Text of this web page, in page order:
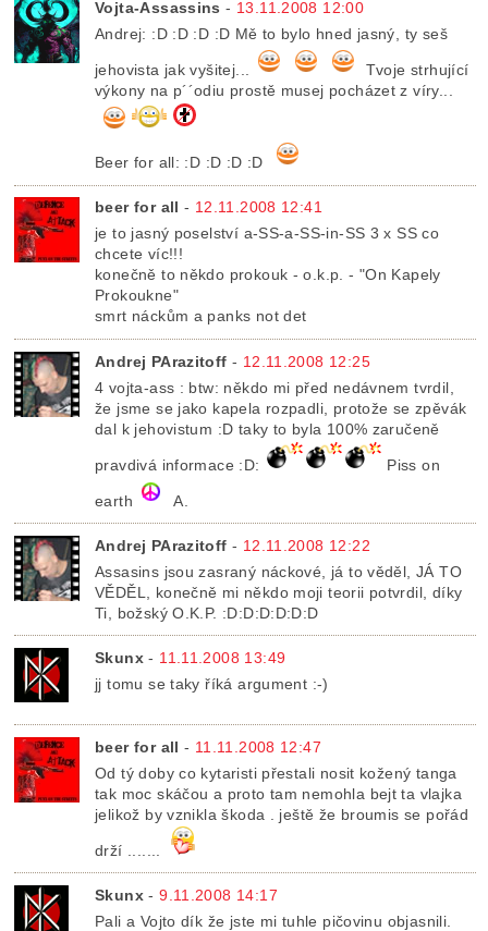
Vojta-Assassins - 13.11.2008 12:00
Andrej: :D :D :D :D Mě to bylo hned jasný, ty seš
jehovista jak vyšitej...
Tvoje strhující
výkony na p´´odiu prostě musej pocházet z víry...
Beer for all: :D :D :D :D
beer for all - 12.11.2008 12:41
je to jasný poselství a-SS-a-SS-in-SS 3 x SS co
chcete víc!!!
konečně to někdo prokouk - o.k.p. - "On Kapely
Prokoukne"
smrt náckům a panks not det
Andrej PArazitoff - 12.11.2008 12:25
4 vojta-ass : btw: někdo mi před nedávnem tvrdil,
že jsme se jako kapela rozpadli, protože se zpěvák
dal k jehovistum :D taky to byla 100% zaručeně
pravdivá informace :D: Piss on
earth A.
Andrej PArazitoff - 12.11.2008 12:22
Assasins jsou zasraný náckové, já to věděl, JÁ TO
VĚDĚL, konečně mi někdo moji teorii potvrdil, díky
Ti, božský O.K.P. :D:D:D:D:D:D
Skunx - 11.11.2008 13:49
jj tomu se taky říká argument :-)
beer for all - 11.11.2008 12:47
Od tý doby co kytaristi přestali nosit kožený tanga
tak moc skáčou a proto tam nemohla bejt ta vlajka
jelikož by vznikla škoda . ještě že broumis se pořád
drží .......
Skunx -9.11.2008 14:17
Pali a Vojto dík že jste mi tuhle pičovinu objasnili.